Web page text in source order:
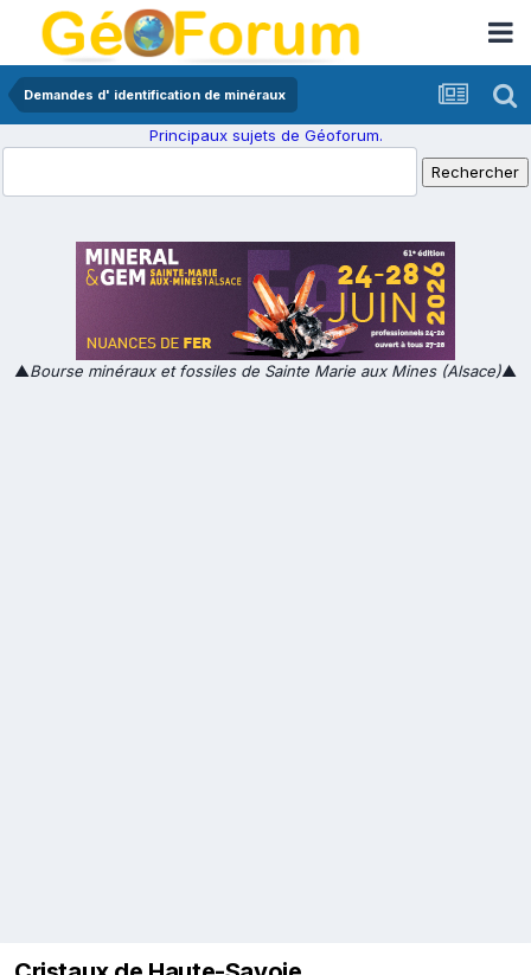
Demandes d' identification de minéraux
Principaux sujets de Géoforum.
▲Bourse minéraux et fossiles de Sainte Marie aux Mines (Alsace)▲